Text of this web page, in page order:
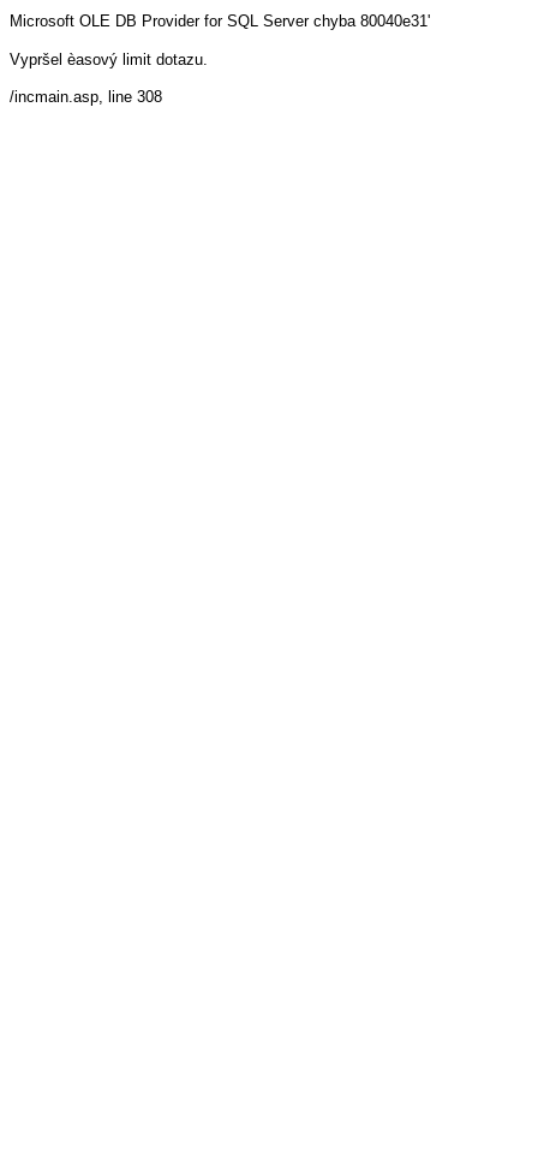
Microsoft OLE DB Provider for SQL Server chyba 80040e31'
Vypršel èasový limit dotazu.
/incmain.asp, line 308